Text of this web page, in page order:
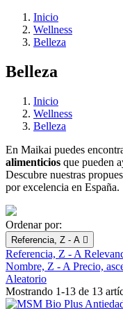
Inicio
Wellness
Belleza
Belleza
Inicio
Wellness
Belleza
En Maikai puedes
alimenticios que pueden
Descubre nuestras
por excelencia en España.
Ordenar por:
Referencia, Z - A 
Referencia, Z - A
Nombre, Z - A Precio,
Aleatorio
Mostrando 1-13 de 13